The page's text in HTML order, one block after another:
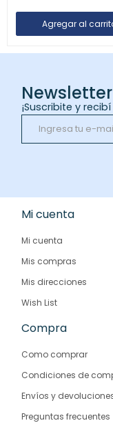
Newsletter
¡Suscribite y
Mi cuenta
Mi cuenta
Mis compras
Mis direcciones
Wish List
Compra
Como comprar
Condiciones de
Envíos y
Preguntas frecuentes